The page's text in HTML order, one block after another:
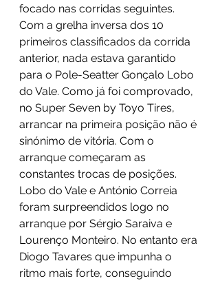
focado nas corridas seguintes.
Com a grelha inversa dos 10
primeiros classificados da corrida
anterior, nada estava garantido
para o Pole-Seatter Gonçalo Lobo
do Vale. Como já foi comprovado,
no Super Seven by Toyo Tires,
arrancar na primeira posição não é
sinónimo de vitória. Com o
arranque começaram as
constantes trocas de posições.
Lobo do Vale e António Correia
foram surpreendidos logo no
arranque por Sérgio Saraiva e
Lourenço Monteiro. No entanto era
Diogo Tavares que impunha o
ritmo mais forte, conseguindo